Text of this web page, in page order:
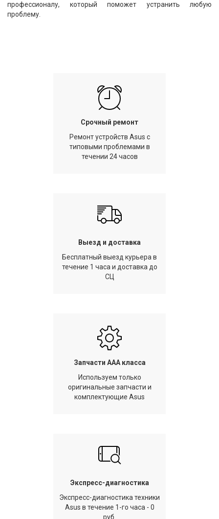
профессионалу, который поможет устранить любую
проблему.
Срочный ремонт
Ремонт устройств Asus с
типовыми проблемами в
течении 24 часов
Выезд и доставка
Бесплатный выезд курьера в
течение 1 часа и доставка до
СЦ
Запчасти AAA класса
Используем только
оригинальные запчасти и
комплектующие Asus
Экспресс-диагностика
Экспресс-диагностика техники
Asus в течение 1-го часа - 0
руб.